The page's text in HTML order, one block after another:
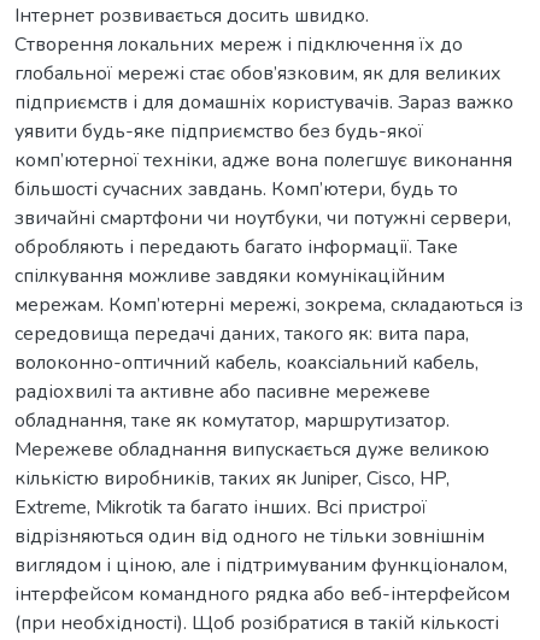
Інтернет розвивається досить швидко.
Створення локальних мереж і підключення їх до
глобальної мережі стає обов’язковим, як для великих
підприємств і для домашніх користувачів. Зараз важко
уявити будь-яке підприємство без будь-якої
комп’ютерної техніки, адже вона полегшує виконання
більшості сучасних завдань. Комп’ютери, будь то
звичайні смартфони чи ноутбуки, чи потужні сервери,
обробляють і передають багато інформації. Таке
спілкування можливе завдяки комунікаційним
мережам. Комп’ютерні мережі, зокрема, складаються із
середовища передачі даних, такого як: вита пара,
волоконно-оптичний кабель, коаксіальний кабель,
радіохвилі та активне або пасивне мережеве
обладнання, таке як комутатор, маршрутизатор.
Мережеве обладнання випускається дуже великою
кількістю виробників, таких як Juniper, Cisco, HP,
Extreme, Mikrotik та багато інших. Всі пристрої
відрізняються один від одного не тільки зовнішнім
виглядом і ціною, але і підтримуваним функціоналом,
інтерфейсом командного рядка або веб-інтерфейсом
(при необхідності). Щоб розібратися в такій кількості